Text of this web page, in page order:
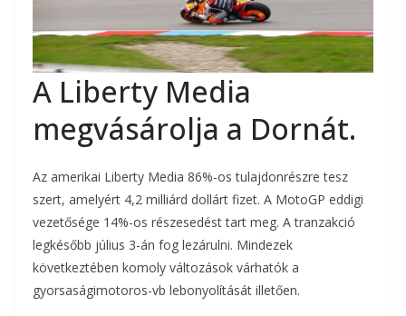
A Liberty Media
megvásárolja a Dornát.
Az amerikai Liberty Media 86%-os tulajdonrészre tesz
szert, amelyért 4,2 milliárd dollárt fizet. A MotoGP eddigi
vezetősége 14%-os részesedést tart meg. A tranzakció
legkésőbb július 3-án fog lezárulni. Mindezek
következtében komoly változások várhatók a
gyorsaságimotoros-vb lebonyolítását illetően.